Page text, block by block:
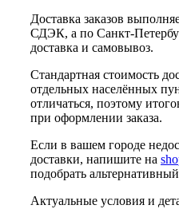
Доставка заказов
СДЭК, а по Санкт-
доставка и самовывоз.
Стандартная стоимость
отдельных населённых
отличаться, поэтому
при оформлении заказа.
Если в вашем городе
доставки, напишите на
подобрать
Актуальные условия и